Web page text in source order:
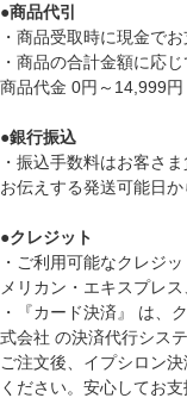
●商品代引
・商品受取時に現金でお
・商品の合計金額に応
商品代金 0円～14,999
●銀行振込
・振込手数料はお客さ
お伝えする発送可能日
●クレジット
・ご利用可能なクレジ
メリカン・エキスプレ
・『カード決済』 は、
式会社 の決済代行シス
ご注文後、イプシロン
ください。安心してお